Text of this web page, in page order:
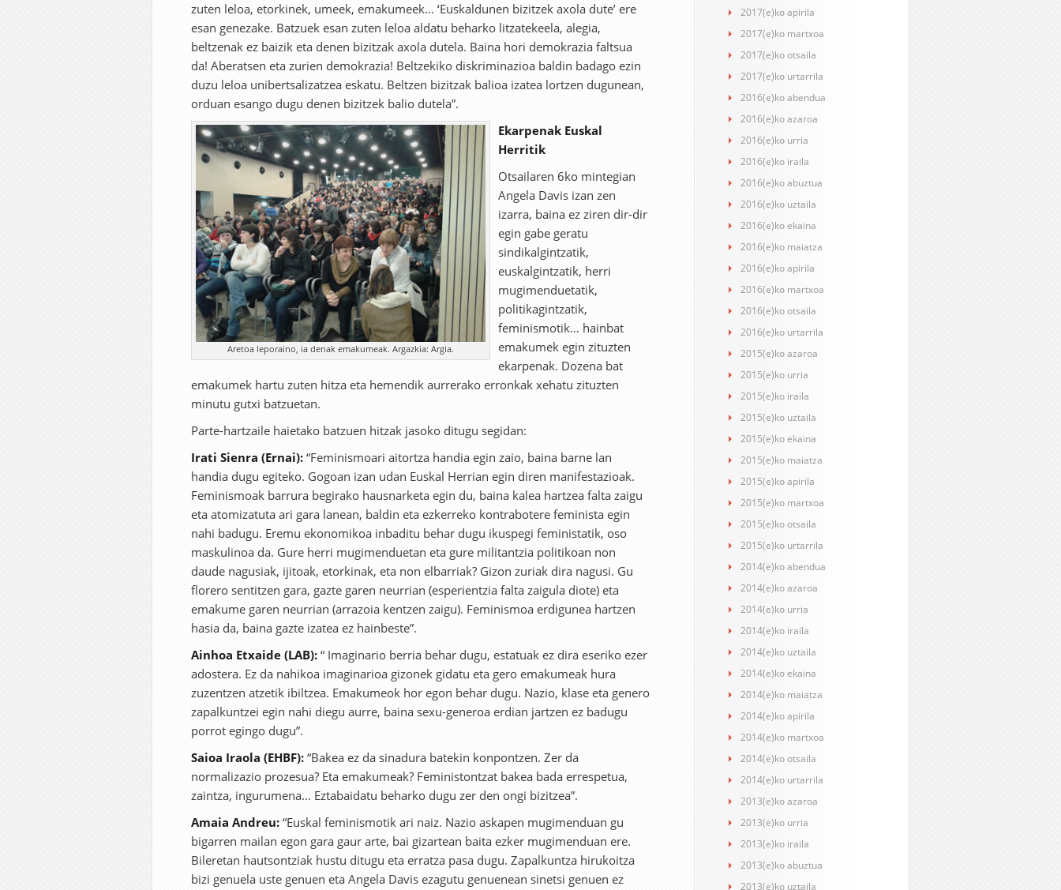
zuten leloa, etorkinek, umeek, emakumeek… ‘Euskaldunen bizitzek axola dute’ ere
esan genezake. Batzuek esan zuten leloa aldatu beharko litzatekeela, alegia,
beltzenak ez baizik eta denen bizitzak axola dutela. Baina hori demokrazia faltsua
da! Aberatsen eta zurien demokrazia! Beltzekiko diskriminazioa baldin badago ezin
duzu leloa unibertsalizatzea eskatu. Beltzen bizitzak balioa izatea lortzen dugunean,
orduan esango dugu denen bizitzek balio dutela”.
Aretoa leporaino, ia denak emakumeak. Argazkia: Argia.
Ekarpenak Euskal
Herritik
Otsailaren 6ko mintegian
Angela Davis izan zen
izarra, baina ez ziren dir-dir
egin gabe geratu
sindikalgintzatik,
euskalgintzatik, herri
mugimenduetatik,
politikagintzatik,
feminismotik… hainbat
emakumek egin zituzten
ekarpenak. Dozena bat
emakumek hartu zuten hitza eta hemendik aurrerako erronkak xehatu zituzten
minutu gutxi batzuetan.
Parte-hartzaile haietako batzuen hitzak jasoko ditugu segidan:
Irati Sienra (Ernai): “Feminismoari aitortza handia egin zaio, baina barne lan
handia dugu egiteko. Gogoan izan udan Euskal Herrian egin diren manifestazioak.
Feminismoak barrura begirako hausnarketa egin du, baina kalea hartzea falta zaigu
eta atomizatuta ari gara lanean, baldin eta ezkerreko kontrabotere feminista egin
nahi badugu. Eremu ekonomikoa inbaditu behar dugu ikuspegi feministatik, oso
maskulinoa da. Gure herri mugimenduetan eta gure militantzia politikoan non
daude nagusiak, ijitoak, etorkinak, eta non elbarriak? Gizon zuriak dira nagusi. Gu
florero sentitzen gara, gazte garen neurrian (esperientzia falta zaigula diote) eta
emakume garen neurrian (arrazoia kentzen zaigu). Feminismoa erdigunea hartzen
hasia da, baina gazte izatea ez hainbeste”.
Ainhoa Etxaide (LAB): “ Imaginario berria behar dugu, estatuak ez dira eseriko ezer
adostera. Ez da nahikoa imaginarioa gizonek gidatu eta gero emakumeak hura
zuzentzen atzetik ibiltzea. Emakumeok hor egon behar dugu. Nazio, klase eta genero
zapalkuntzei egin nahi diegu aurre, baina sexu-generoa erdian jartzen ez badugu
porrot egingo dugu”.
Saioa Iraola (EHBF): “Bakea ez da sinadura batekin konpontzen. Zer da
normalizazio prozesua? Eta emakumeak? Feministontzat bakea bada errespetua,
zaintza, ingurumena… Eztabaidatu beharko dugu zer den ongi bizitzea”.
Amaia Andreu: “Euskal feminismotik ari naiz. Nazio askapen mugimenduan gu
bigarren mailan egon gara gaur arte, bai gizartean baita ezker mugimenduan ere.
Bileretan hautsontziak hustu ditugu eta erratza pasa dugu. Zapalkuntza hirukoitza
bizi genuela uste genuen eta Angela Davis ezagutu genuenean sinetsi genuen ez
2017(e)ko apirila
2017(e)ko martxoa
2017(e)ko otsaila
2017(e)ko urtarrila
2016(e)ko abendua
2016(e)ko azaroa
2016(e)ko urria
2016(e)ko iraila
2016(e)ko abuztua
2016(e)ko uztaila
2016(e)ko ekaina
2016(e)ko maiatza
2016(e)ko apirila
2016(e)ko martxoa
2016(e)ko otsaila
2016(e)ko urtarrila
2015(e)ko azaroa
2015(e)ko urria
2015(e)ko iraila
2015(e)ko uztaila
2015(e)ko ekaina
2015(e)ko maiatza
2015(e)ko apirila
2015(e)ko martxoa
2015(e)ko otsaila
2015(e)ko urtarrila
2014(e)ko abendua
2014(e)ko azaroa
2014(e)ko urria
2014(e)ko iraila
2014(e)ko uztaila
2014(e)ko ekaina
2014(e)ko maiatza
2014(e)ko apirila
2014(e)ko martxoa
2014(e)ko otsaila
2014(e)ko urtarrila
2013(e)ko azaroa
2013(e)ko urria
2013(e)ko iraila
2013(e)ko abuztua
2013(e)ko uztaila